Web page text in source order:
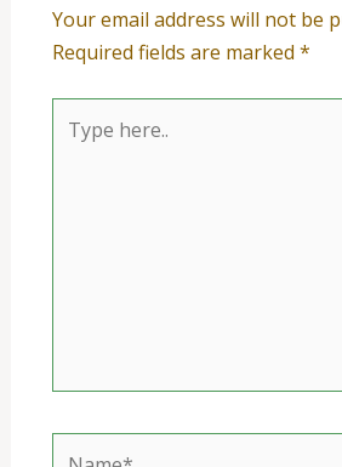
Your email address will not be
Required fields are marked *
here..